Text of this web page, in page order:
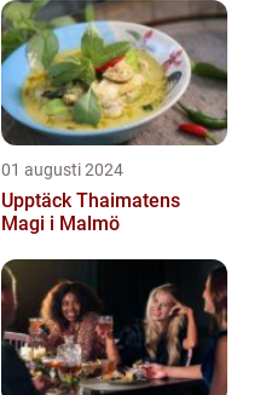
01 augusti 2024
Upptäck Thaimatens
Magi i Malmö